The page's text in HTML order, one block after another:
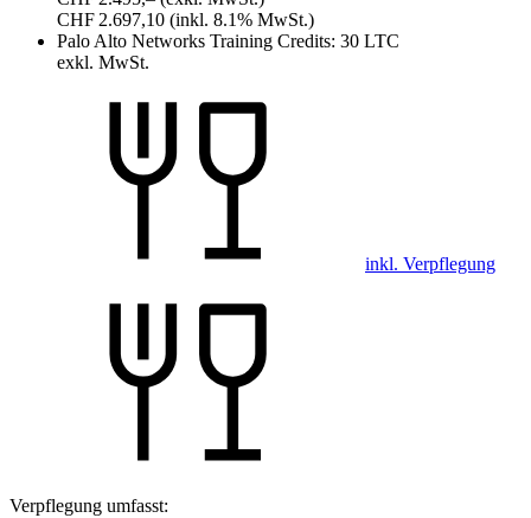
CHF 2.697,10 (inkl. 8.1% MwSt.)
Palo Alto Networks Training Credits: 30 LTC
exkl. MwSt.
inkl. Verpflegung
Verpflegung umfasst: